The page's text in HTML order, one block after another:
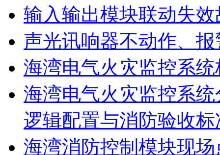
输入输出模块联动失效
声光讯响器不动作、
海湾电气火灾监控系
海湾电气火灾监控系
逻辑配置与消防验收标
海湾消防控制模块现